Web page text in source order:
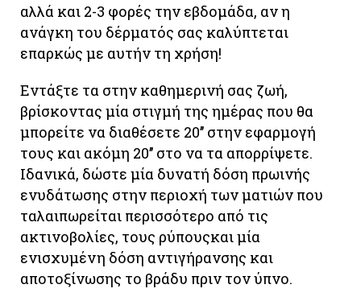
αλλά και 2-3 φορές την εβδομάδα, αν η
ανάγκη του δέρματός σας καλύπτεται
επαρκώς με αυτήν τη χρήση!
Εντάξτε τα στην καθημερινή σας ζωή,
βρίσκοντας μία στιγμή της ημέρας που θα
μπορείτε να διαθέσετε 20’’ στην εφαρμογή
τους και ακόμη 20’’ στο να τα απορρίψετε.
Ιδανικά, δώστε μία δυνατή δόση πρωινής
ενυδάτωσης στην περιοχή των ματιών που
ταλαιπωρείται περισσότερο από τις
ακτινοβολίες, τους ρύπουςκαι μία
ενισχυμένη δόση αντιγήρανσης και
αποτοξίνωσης το βράδυ πριν τον ύπνο.